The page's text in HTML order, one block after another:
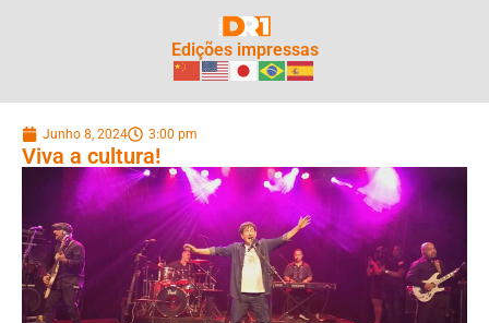
Edições impressas
Junho 8, 2024 3:00 pm
Viva a cultura!